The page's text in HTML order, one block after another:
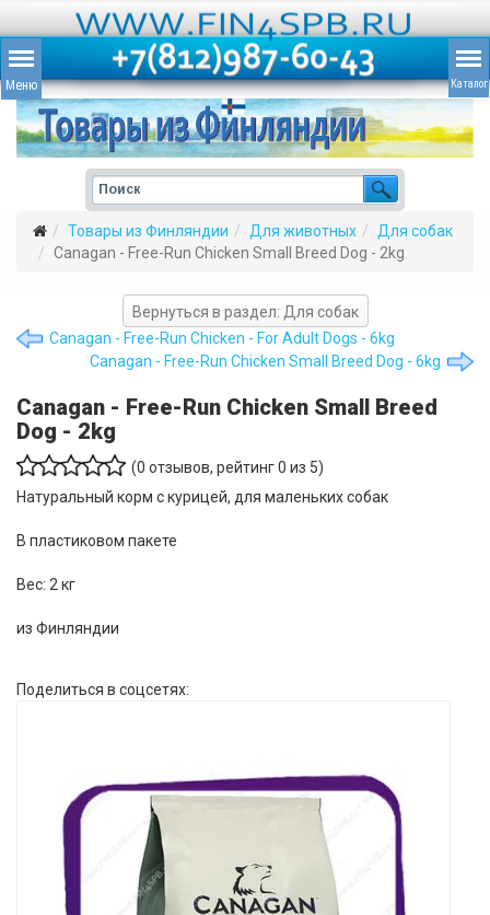
Товары из Финляндии Для животных
Для собак
Canagan - Free-Run Chicken Small Breed Dog - 2kg
Вернуться в раздел: Для собак
Canagan - Free-Run Chicken - For Adult Dogs - 6kg
Canagan - Free-Run Chicken Small Breed Dog - 6kg
Canagan - Free-Run Chicken Small Breed
Dog - 2kg
(0 отзывов, рейтинг0 из 5)
Натуральный корм с курицей, для маленьких собак
В пластиковом пакете
Вес: 2 кг
из Финляндии
Поделиться в соцсетях: